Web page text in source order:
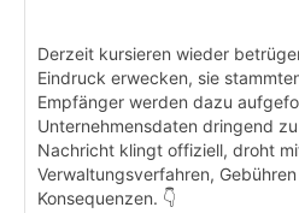
Derzeit kursieren wieder
Eindruck erwecken, sie
Empfänger werden dazu
Unternehmensdaten dringend
Nachricht klingt offiziell, droht
Verwaltungsverfahren,
Konsequenzen. 👇